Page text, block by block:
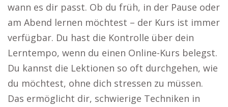
wann es dir passt. Ob du früh, in der Pause oder
am Abend lernen möchtest – der Kurs ist immer
verfügbar. Du hast die Kontrolle über dein
Lerntempo, wenn du einen Online-Kurs belegst.
Du kannst die Lektionen so oft durchgehen, wie
du möchtest, ohne dich stressen zu müssen.
Das ermöglicht dir, schwierige Techniken in